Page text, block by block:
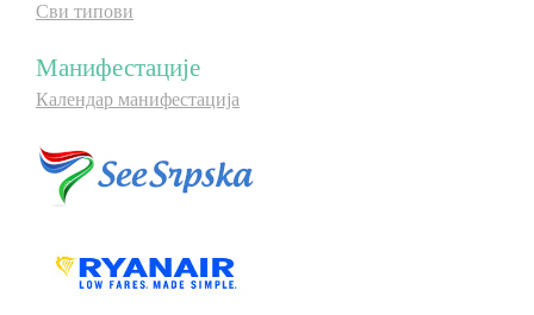
Сви типови
Манифестације
Календар манифестација